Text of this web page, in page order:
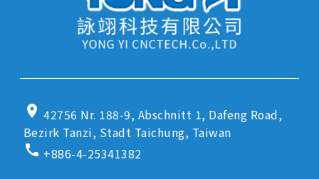
location_on 42756 Nr. 188-9, Abschnitt 1, Dafeng Road,
Bezirk Tanzi, Stadt Taichung, Taiwan
call +886-4-25341382